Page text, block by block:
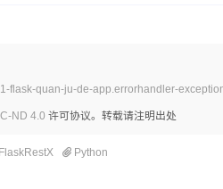
flask-quan-ju-de-app.errorhandler-
ND 4.0 许可协议。转载请注明出处
FlaskRestX Python